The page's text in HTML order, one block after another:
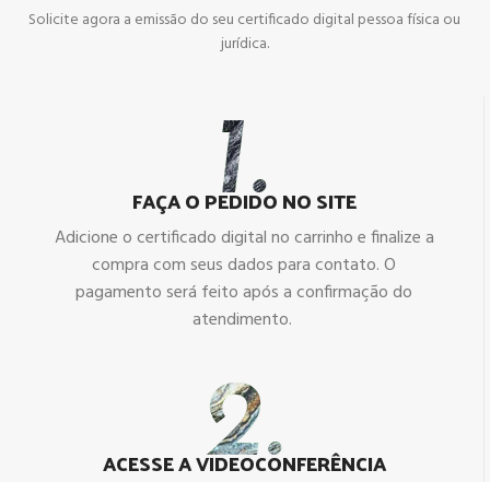
Solicite agora a emissão do seu certificado digital pessoa física ou
jurídica.
FAÇA O PEDIDO NO SITE
Adicione o certificado digital no carrinho e finalize a
compra com seus dados para contato. O
pagamento será feito após a confirmação do
atendimento.
ACESSE A VIDEOCONFERÊNCIA